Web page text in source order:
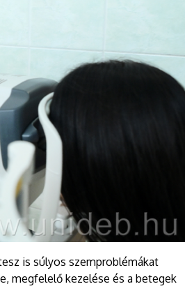
is súlyos szemproblémákat
megfelelő kezelése és a betegek